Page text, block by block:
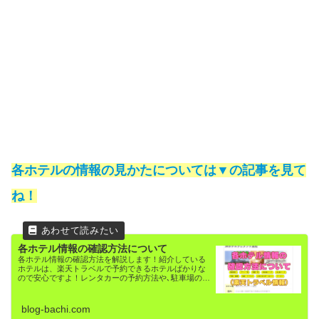
各ホテルの情報の見かたについては▼の記事を見て
ね！
各ホテル情報の確認方法について
各ホテル情報の確認方法を解説します！紹介している
ホテルは、楽天トラベルで予約できるホテルばかりな
ので安心ですよ！レンタカーの予約方法や､駐車場の予
blog-bachi.com